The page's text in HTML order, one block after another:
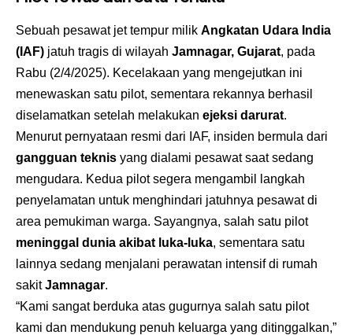
Sebuah pesawat jet tempur milik Angkatan Udara India
(IAF) jatuh tragis di wilayah Jamnagar, Gujarat, pada
Rabu (2/4/2025). Kecelakaan yang mengejutkan ini
menewaskan satu pilot, sementara rekannya berhasil
diselamatkan setelah melakukan ejeksi darurat.
Menurut pernyataan resmi dari IAF, insiden bermula dari
gangguan teknis yang dialami pesawat saat sedang
mengudara. Kedua pilot segera mengambil langkah
penyelamatan untuk menghindari jatuhnya pesawat di
area pemukiman warga. Sayangnya, salah satu pilot
meninggal dunia akibat luka-luka, sementara satu
lainnya sedang menjalani perawatan intensif di rumah
sakitJamnagar.
“Kami sangat berduka atas gugurnya salah satu pilot
kami dan mendukung penuh keluarga yang ditinggalkan,”